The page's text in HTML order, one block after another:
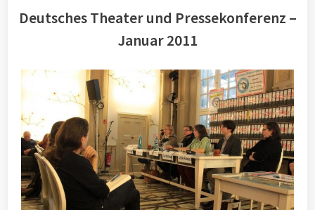
Deutsches Theater und Pressekonferenz –
Januar 2011